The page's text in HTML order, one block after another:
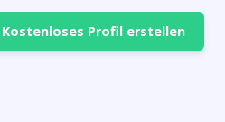
Kostenloses Profil erstellen